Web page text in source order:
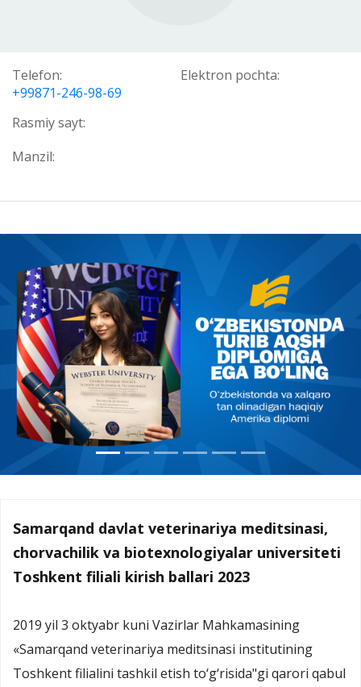
Telefon:
+99871-246-98-69
Elektron pochta:
Rasmiy sayt:
Manzil:
Samarqand davlat veterinariya meditsinasi,
chorvachilik va biotexnologiyalar universiteti
Toshkent filiali kirish ballari 2023
2019 yil 3 oktyabr kuni Vazirlar Mahkamasining
«Samarqand veterinariya meditsinasi institutining
Toshkent filialini tashkil etish to‘g‘risida"gi qarori qabul